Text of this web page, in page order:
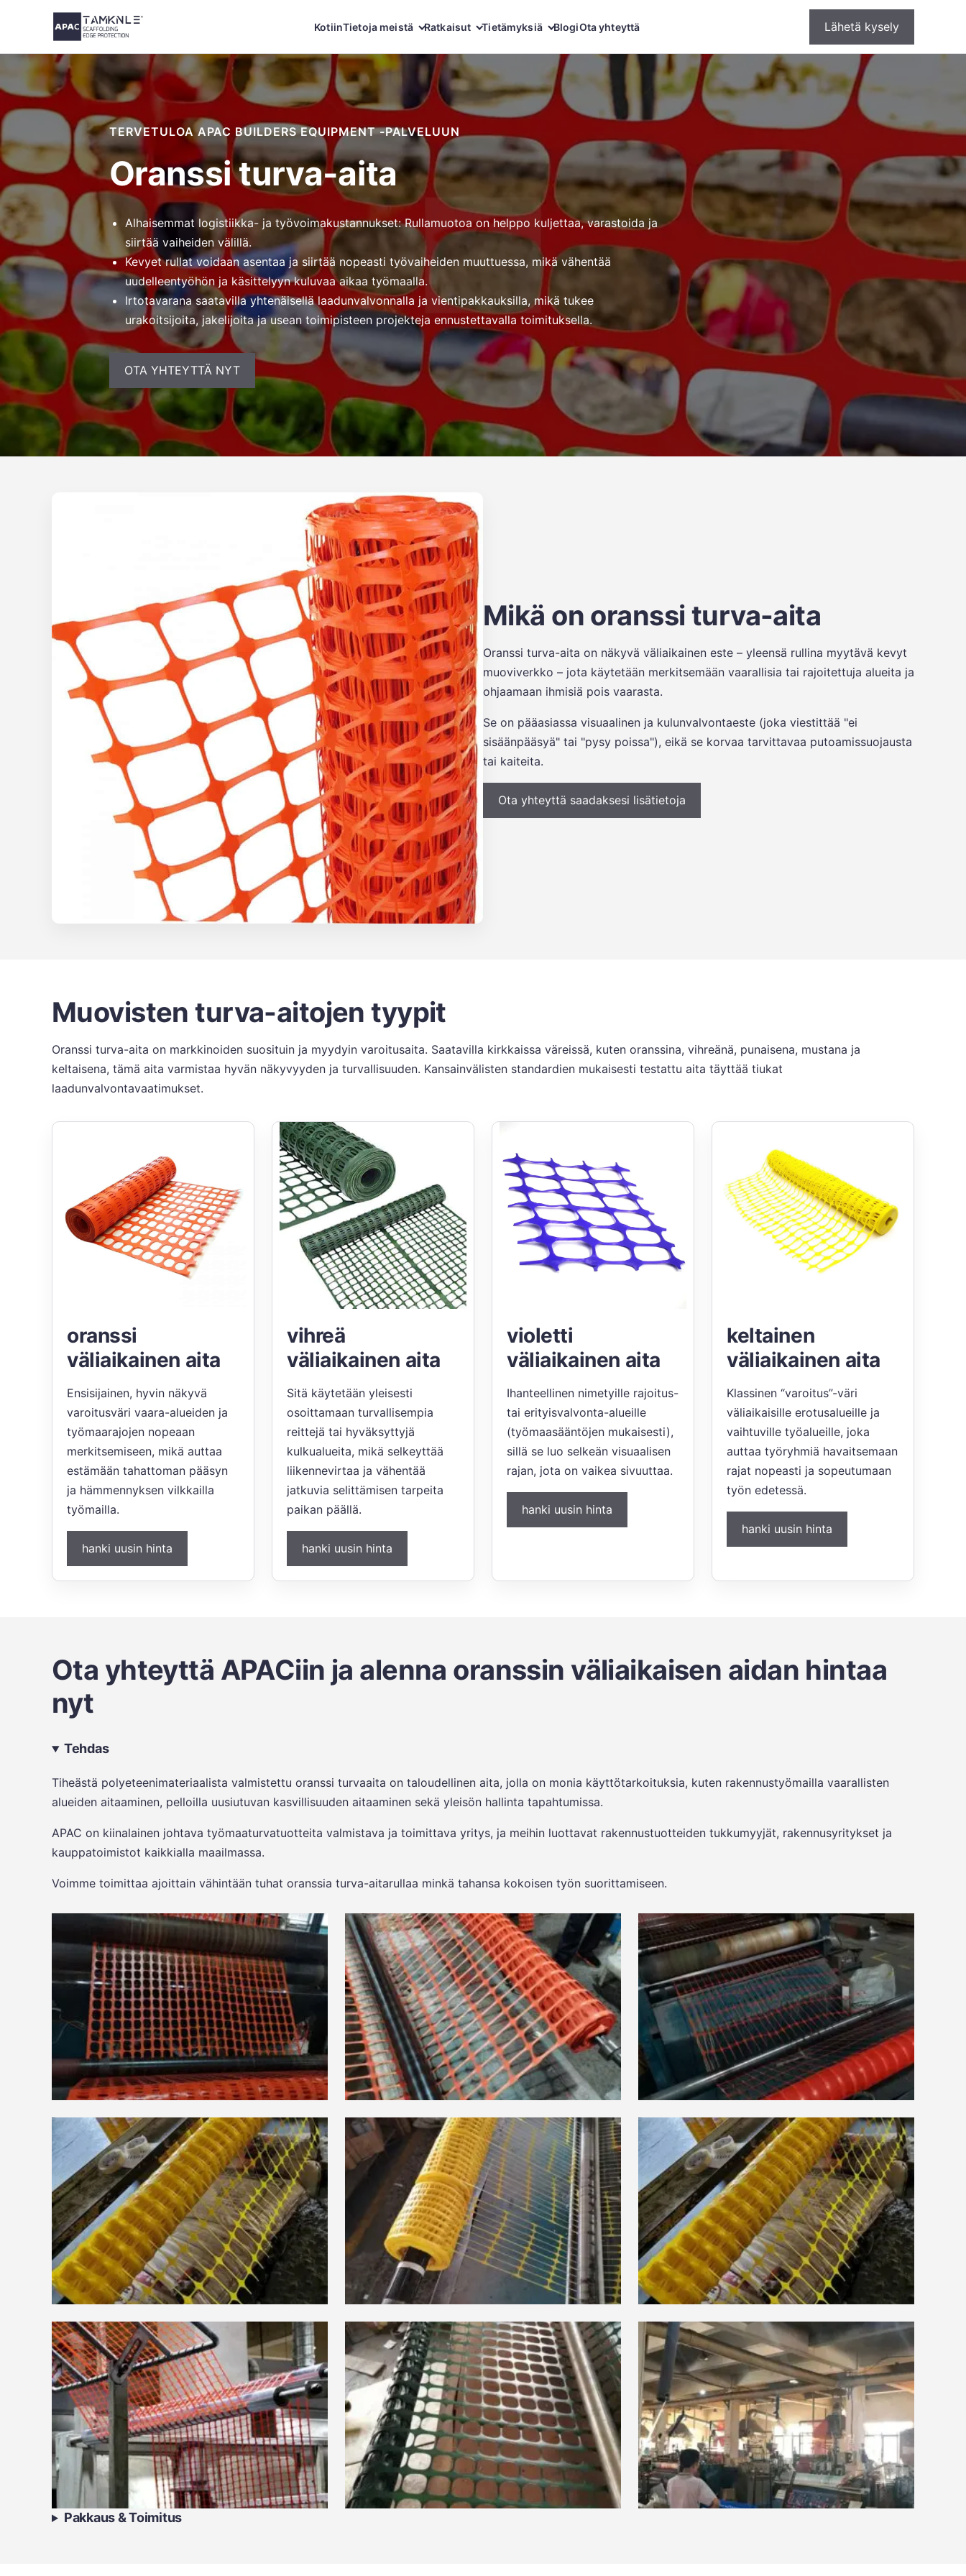
KotiinTietoja meistä Ratkaisut Tietämyksiä BlogiOta yhteyttä Lähetä kysely
TERVETULOA APAC BUILDERS EQUIPMENT -PALVELUUN
Oranssi turva-aita
Alhaisemmat logistiikka- ja työvoimakustannukset: Rullamuotoa on helppo kuljettaa, varastoida ja
siirtää vaiheiden välillä.
Kevyet rullat voidaan asentaa ja siirtää nopeasti työvaiheiden muuttuessa, mikä vähentää
uudelleentyöhön ja käsittelyyn kuluvaa aikaa työmaalla.
Irtotavarana saatavilla yhtenäisellä laadunvalvonnalla ja vientipakkauksilla, mikä tukee
urakoitsijoita, jakelijoita ja usean toimipisteen projekteja ennustettavalla toimituksella.
OTA YHTEYTTÄ NYT
Mikä on oranssi turva-aita
Oranssi turva-aita on näkyvä väliaikainen este – yleensä rullina myytävä kevyt
muoviverkko – jota käytetään merkitsemään vaarallisia tai rajoitettuja alueita ja
ohjaamaan ihmisiä pois vaarasta.
Se on pääasiassa visuaalinen ja kulunvalvontaeste (joka viestittää "ei
sisäänpääsyä" tai "pysy poissa"), eikä se korvaa tarvittavaa putoamissuojausta
tai kaiteita.
Ota yhteyttä saadaksesi lisätietoja
Muovisten turva-aitojen tyypit
Oranssi turva-aita on markkinoiden suosituin ja myydyin varoitusaita. Saatavilla kirkkaissa väreissä, kuten oranssina, vihreänä, punaisena, mustana ja
keltaisena, tämä aita varmistaa hyvän näkyvyyden ja turvallisuuden. Kansainvälisten standardien mukaisesti testattu aita täyttää tiukat
laadunvalvontavaatimukset.
oranssi
väliaikainen aita
Ensisijainen, hyvin näkyvä
varoitusväri vaara-alueiden ja
työmaarajojen nopeaan
merkitsemiseen, mikä auttaa
estämään tahattoman pääsyn
ja hämmennyksen vilkkailla
työmailla.
hanki uusin hinta
vihreä
väliaikainen aita
Sitä käytetään yleisesti
osoittamaan turvallisempia
reittejä tai hyväksyttyjä
kulkualueita, mikä selkeyttää
liikennevirtaa ja vähentää
jatkuvia selittämisen tarpeita
paikan päällä.
hanki uusin hinta
violetti
väliaikainen aita
Ihanteellinen nimetyille rajoitus-
tai erityisvalvonta-alueille
(työmaasääntöjen mukaisesti),
sillä se luo selkeän visuaalisen
rajan, jota on vaikea sivuuttaa.
hanki uusin hinta
keltainen
väliaikainen aita
Klassinen “varoitus”-väri
väliaikaisille erotusalueille ja
vaihtuville työalueille, joka
auttaa työryhmiä havaitsemaan
rajat nopeasti ja sopeutumaan
työn edetessä.
hanki uusin hinta
Ota yhteyttä APACiin ja alenna oranssin väliaikaisen aidan hintaa
nyt
Tehdas
Tiheästä polyeteenimateriaalista valmistettu oranssi turvaaita on taloudellinen aita, jolla on monia käyttötarkoituksia, kuten rakennustyömailla vaarallisten
alueiden aitaaminen, pelloilla uusiutuvan kasvillisuuden aitaaminen sekä yleisön hallinta tapahtumissa.
APAC on kiinalainen johtava työmaaturvatuotteita valmistava ja toimittava yritys, ja meihin luottavat rakennustuotteiden tukkumyyjät, rakennusyritykset ja
kauppatoimistot kaikkialla maailmassa.
Voimme toimittaa ajoittain vähintään tuhat oranssia turva-aitarullaa minkä tahansa kokoisen työn suorittamiseen.
Pakkaus & Toimitus